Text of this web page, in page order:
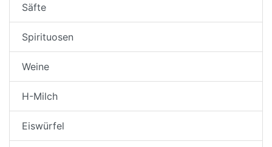
Säfte
Spirituosen
Weine
H-Milch
Eiswürfel